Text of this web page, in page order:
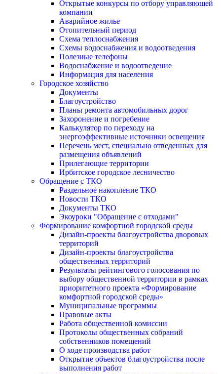
Открытые конкурсы по отбору управляющей
компании
Аварийное жилье
Отопительный период
Схема теплоснабжения
Схемы водоснабжения и водоотведения
Полезные телефоны
Водоснабжение и водоотведение
Информация для населения
Городское хозяйство
Документы
Благоустройство
Планы ремонта автомобильных дорог
Захоронение и погребение
Калькулятор по переходу на
энергоэффективные источники освещения
Перечень мест, специально отведенных для
размещения объявлений
Прилегающие территории
Ирбитское городское лесничество
Обращение с ТКО
Раздельное накопление ТКО
Новости ТКО
Документы ТКО
Экоуроки "Обращение с отходами"
Формирование комфортной городской среды
Дизайн-проекты благоустройства дворовых
территорий
Дизайн-проекты благоустройства
общественных территорий
Результаты рейтингового голосования по
выбору общественной территории в рамках
приоритетного проекта «Формирование
комфортной городской среды»
Муниципальные программы
Правовые акты
Работа общественной комиссии
Протоколы общественных собраний
собственников помещений
О ходе производства работ
Открытие объектов благоустройства после
выполнения работ